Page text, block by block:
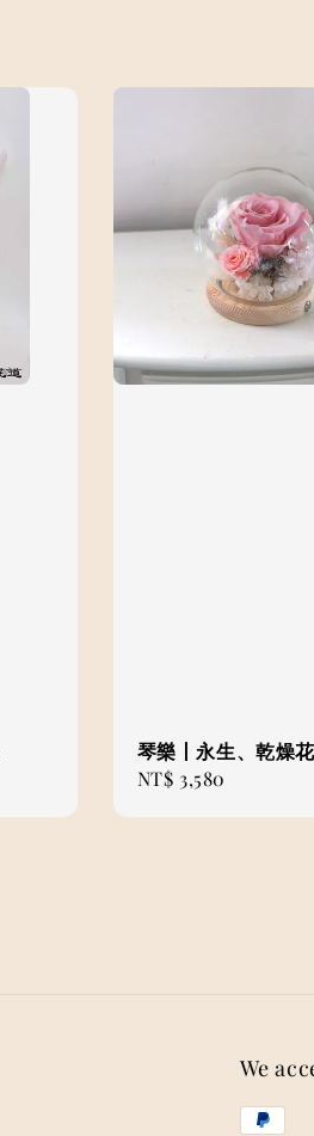
琴樂丨永生、乾燥
Regular
NT$ 3,580
We